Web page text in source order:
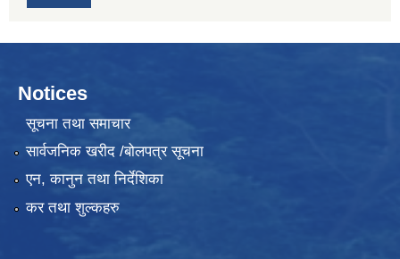
Notices
सूचना तथा समाचार
सार्वजनिक खरीद /बोलपत्र सूचना
एन, कानुन तथा निर्देशिका
कर तथा शुल्कहरु